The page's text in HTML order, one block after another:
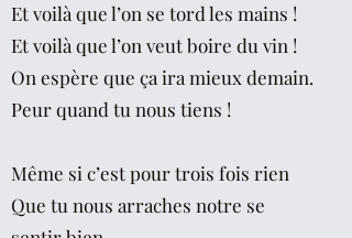
Et voilà que l’on se tord les mains !
Et voilà que l’on veut boire du vin !
On espère que ça ira mieux demain.
Peur quand tu nous tiens !
Même si c’est pour trois fois rien
Que tu nous arraches notre se